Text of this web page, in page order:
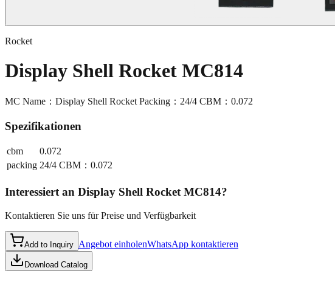
Rocket
Display Shell Rocket MC814
MC Name：Display Shell Rocket Packing：24/4 CBM：0.072
Spezifikationen
cbm
0.072
packing 24/4 CBM：0.072
Interessiert an Display Shell Rocket MC814?
Kontaktieren Sie uns für Preise und Verfügbarkeit
Add to Inquiry Angebot einholenWhatsApp kontaktieren
Download Catalog